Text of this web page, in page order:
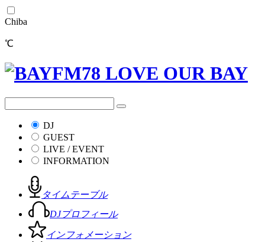
Chiba
℃
DJ
GUEST
LIVE / EVENT
INFORMATION
タイムテーブル
DJプロフィール
インフォメーション